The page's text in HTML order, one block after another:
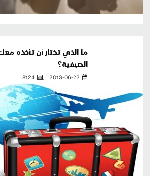
ما الذي تختار أن تأخذه
الصيفية؟
2013-06-22
8124